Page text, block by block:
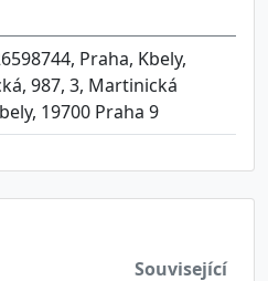
Praha, Kbely,
987, 3, Martinická
19700 Praha 9
Související